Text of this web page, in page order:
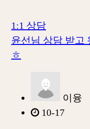
1:1 상담
윤선님 상담 받고
ㅎ
이융
10-17